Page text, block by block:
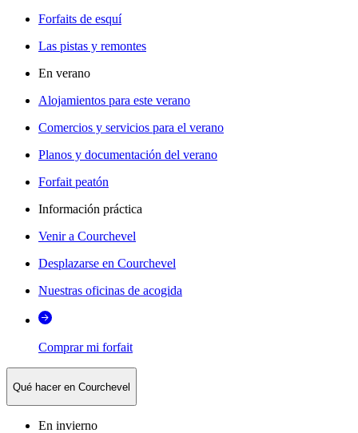
Forfaits de esquí
Las pistas y remontes
En verano
Alojamientos para este verano
Comercios y servicios para el verano
Planos y documentación del verano
Forfait peatón
Información práctica
Venir a Courchevel
Desplazarse en Courchevel
Nuestras oficinas de acogida
Comprar mi forfait
Qué hacer en Courchevel
En invierno